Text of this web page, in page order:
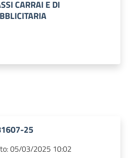
CARRAI E DI
25
05/03/2025 10:02